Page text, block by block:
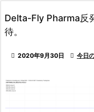
Delta-Fly Pharma反
待。
 2020年9月30日  今日